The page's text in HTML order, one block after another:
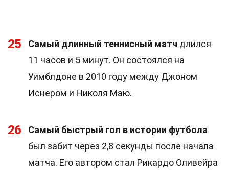
25 Самый длинный теннисный матч длился
11 часов и 5 минут. Он состоялся на
Уимблдоне в 2010 году между Джоном
Иснером и Николя Маю.
26
Самый быстрый гол в истории футбола
был забит через 2,8 секунды после начала
матча. Его автором стал Рикардо Оливейра